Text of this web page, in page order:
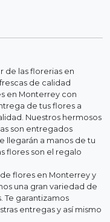
de las florerias en
de calidad
en Monterrey con
de tus flores a
Nuestros hermosos
son entregados
llegarán a manos de tu
flores son el regalo
flores en Monterrey y
una gran variedad de
Te garantizamos
entregas y así mismo